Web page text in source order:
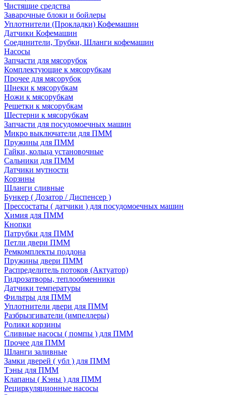
Чистящие средства
Заварочные блоки и бойлеры
Уплотнители (Прокладки) Кофемашин
Датчики Кофемашин
Соединители, Трубки, Шланги кофемашин
Насосы
Запчасти для мясорубок
Комплектующие к мясорубкам
Прочее для мясорубок
Шнеки к мясорубкам
Ножи к мясорубкам
Решетки к мясорубкам
Шестерни к мясорубкам
Запчасти для посудомоечных машин
Микро выключатели для ПММ
Пружины для ПММ
Гайки, кольца установочные
Сальники для ПММ
Датчики мутности
Корзины
Шланги сливные
Бункер ( Дозатор / Диспенсер )
Прессостаты ( датчики ) для посудомоечных машин
Химия для ПММ
Кнопки
Патрубки для ПММ
Петли двери ПММ
Ремкомплекты поддона
Пружины двери ПММ
Распределитель потоков (Актуатор)
Гидрозатворы, теплообменники
Датчики температуры
Фильтры для ПММ
Уплотнители двери для ПММ
Разбрызгиватели (импеллеры)
Ролики корзины
Сливные насосы ( помпы ) для ПММ
Прочее для ПММ
Шланги заливные
Замки дверей ( убл ) для ПММ
Тэны для ПММ
Клапаны ( Кэны ) для ПММ
Рециркуляционные насосы